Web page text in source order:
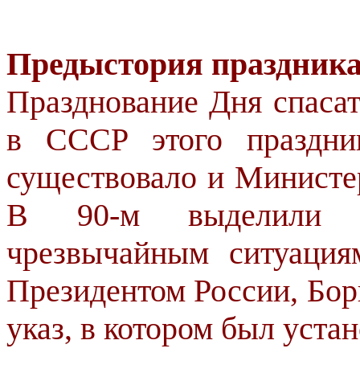
Предыстория
Празднование Дня
в СССР этого
существовало и
В 90-м выделили
чрезвычайным
Президентом России,
указ, в котором был